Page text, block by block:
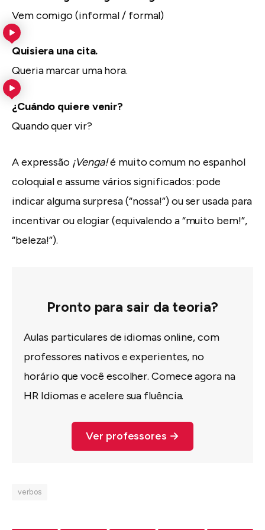
Vem comigo (informal / formal)
Quisiera una cita.
Queria marcar uma hora.
¿Cuándo quiere venir?
Quando quer vir?
A expressão ¡Venga!é muito comum no espanhol
coloquial e assume vários significados: pode
indicar alguma surpresa (“nossa!”) ou ser usada para
incentivar ou elogiar (equivalendo a “muito bem!”,
“beleza!”).
Pronto para sair da teoria?
Aulas particulares de idiomas online, com
professores nativos e experientes, no
horário que você escolher. Comece agora na
HR Idiomas e acelere sua fluência.
Ver professores →
verbos